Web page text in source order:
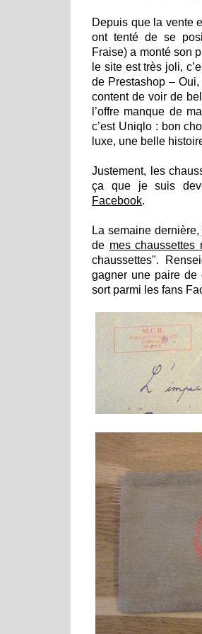
Depuis que la vente
ont tenté de se
Fraise) a monté son
le site est très joli,
de Prestashop – Oui,
content de voir de
l’offre manque de
c’est Uniqlo : bon
luxe, une belle
Justement, les
ça que je suis
Facebook.
La semaine
de mes chaussettes
chaussettes".
gagner une paire de
sort parmi les fans